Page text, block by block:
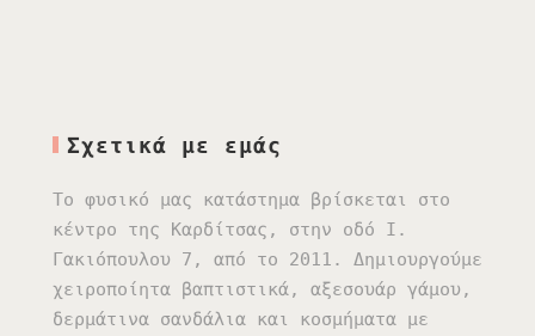
Σχετικά με εμάς
Το φυσικό μας κατάστημα βρίσκεται στο
κέντρο της Καρδίτσας, στην οδό Ι.
Γακιόπουλου 7, από το 2011. Δημιουργούμε
χειροποίητα βαπτιστικά, αξεσουάρ γάμου,
δερμάτινα σανδάλια και κοσμήματα με